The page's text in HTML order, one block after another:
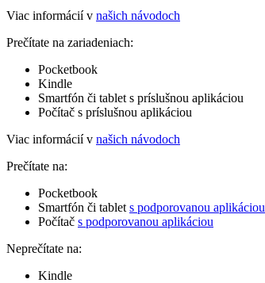
Viac informácií v našich návodoch
Prečítate na zariadeniach:
Pocketbook
Kindle
Smartfón či tablet s príslušnou aplikáciou
Počítač s príslušnou aplikáciou
Viac informácií v našich návodoch
Prečítate na:
Pocketbook
Smartfón či tablet s podporovanou aplikáciou
Počítač s podporovanou aplikáciou
Neprečítate na:
Kindle